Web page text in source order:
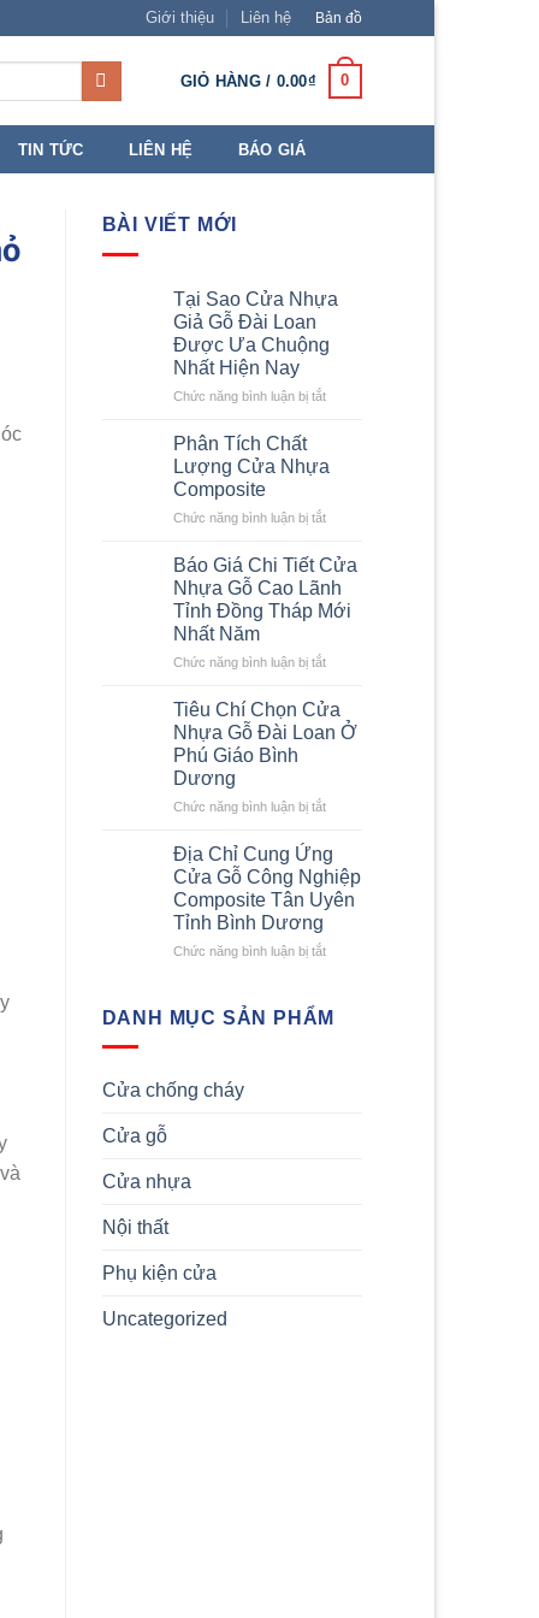
Giới thiệu Liên hệ Bản đồ
GIỎ HÀNG / 0.00₫ 0
TIN TỨC LIÊN HỆ BÁO GIÁ
BÀI VIẾT MỚI
Tại Sao Cửa Nhựa
Giả Gỗ Đài Loan
Được Ưa Chuộng
Nhất Hiện Nay
Chức năng bình luận bị tắtở
Nhựa
Gỗ
Loan
Được
Ưa
Chuộng
Hiện
Phân Tích Chất
Lượng Cửa Nhựa
Composite
Chức năng bình luận bị tắtở
Tích
Chất
Lượng
Cửa
Composite
Báo Giá Chi Tiết Cửa
Nhựa Gỗ Cao Lãnh
Tỉnh Đồng Tháp Mới
Nhất Năm
Chức năng bình luận bị tắtở
Tiết
Gỗ
Tỉnh
Đồng
Tháp
Nhất
Tiêu Chí Chọn Cửa
Nhựa Gỗ Đài Loan Ở
Phú Giáo Bình
Dương
Chức năng bình luận bị tắtở
Chọn
Cửa
Nhựa
Đài
Phú
Địa Chỉ Cung Ứng
Cửa Gỗ Công Nghiệp
Composite Tân Uyên
Tỉnh Bình Dương
Chức năng bình luận bị tắtở
Cung
DANH MỤC SẢN PHẨM
Cửa chống cháy
Cửa gỗ
Cửa nhựa
Nội thất
Phụ kiện cửa
Uncategorized